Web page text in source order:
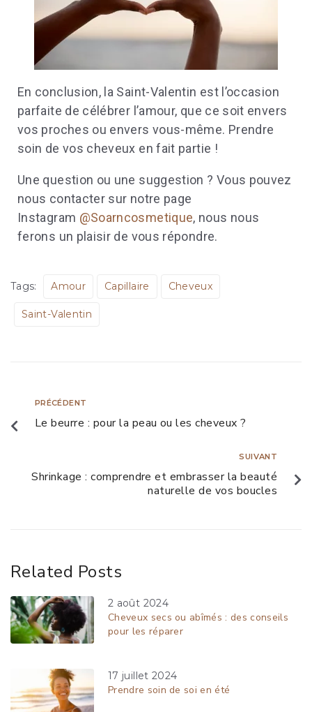
En conclusion, la Saint-Valentin est l’occasion
parfaite de célébrer l’amour, que ce soit envers
vos proches ou envers vous-même. Prendre
soin de vos cheveux en fait partie !
Une question ou une suggestion ? Vous pouvez
nous contacter sur notre page
Instagram @Soarncosmetique, nous nous
ferons un plaisir de vous répondre.
Tags: Amour Capillaire Cheveux
Saint-Valentin
PRÉCÉDENT
Le beurre : pour la peau ou les cheveux ?
SUIVANT
Shrinkage : comprendre et embrasser la beauté
naturelle de vos boucles
Related Posts
2 août 2024
Cheveux secs ou abîmés : des conseils
pour les réparer
17 juillet 2024
Prendre soin de soi en été